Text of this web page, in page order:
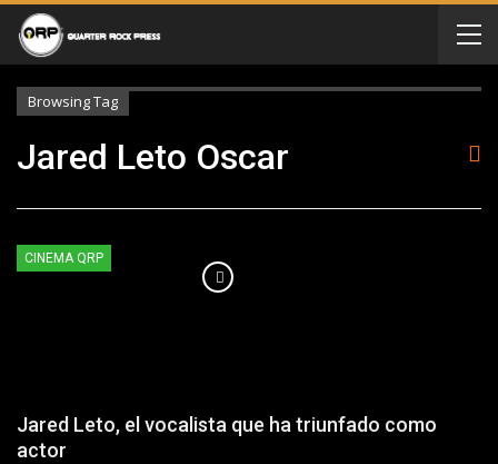
Browsing Tag
Jared Leto Oscar
CINEMA QRP
Jared Leto, el vocalista que ha triunfado como
actor